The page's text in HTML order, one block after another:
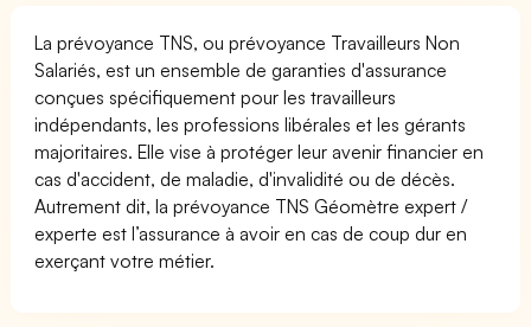
La prévoyance TNS, ou prévoyance Travailleurs Non
Salariés, est un ensemble de garanties d'assurance
conçues spécifiquement pour les travailleurs
indépendants, les professions libérales et les gérants
majoritaires. Elle vise à protéger leur avenir financier en
cas d'accident, de maladie, d'invalidité ou de décès.
Autrement dit, la prévoyance TNS Géomètre expert /
experte est l’assurance à avoir en cas de coup dur en
exerçant votre métier.